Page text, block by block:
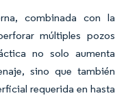
combinada con la
múltiples pozos
no solo aumenta
sino que también
requerida en hasta